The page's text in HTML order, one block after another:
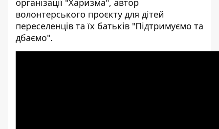
організації "Харизма", автор
волонтерського проєкту для дітей
переселенців та їх батьків "Підтримуємо та
дбаємо".